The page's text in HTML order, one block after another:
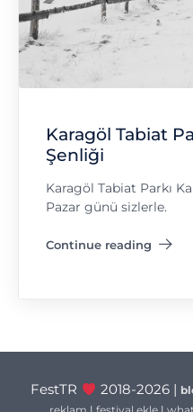
Karagöl Tabiat
Şenliği
Karagöl Tabiat Parkı
Pazar günü sizlerle.
Continue reading
"Karagöl Tabiat Parkı
FestTR 2018-2026 |